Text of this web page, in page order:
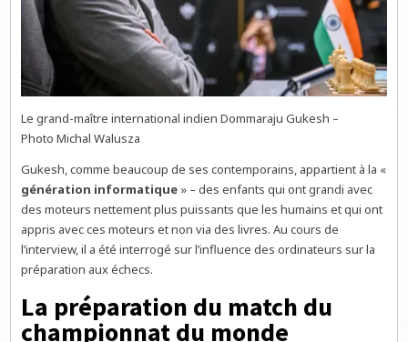
Le grand-maître international indien Dommaraju Gukesh –
Photo Michal Walusza
Gukesh, comme beaucoup de ses contemporains, appartient à la «
génération informatique » – des enfants qui ont grandi avec
des moteurs nettement plus puissants que les humains et qui ont
appris avec ces moteurs et non via des livres. Au cours de
l’interview, il a été interrogé sur l’influence des ordinateurs sur la
préparation aux échecs.
La préparation du match du
championnat du monde